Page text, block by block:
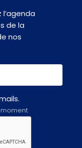
l’agenda
de la
nos